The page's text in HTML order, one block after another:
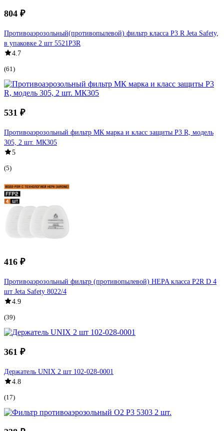
804 ₽
Противоаэрозольный(противопылевой) фильтр класса P3 R Jeta Safety,
в упаковке 2 шт 5521P3R
4.7
(61)
531 ₽
Противоаэрозольный фильтр МК марка и класс защиты Р3 R, модель
305, 2 шт. МК305
5
(5)
416 ₽
Противоаэрозольный фильтр (противопылевой) HEPA класса P2R D 4
шт Jeta Safety 8022/4
4.9
(39)
361 ₽
Держатель UNIX 2 шт 102-028-0001
4.8
(17)